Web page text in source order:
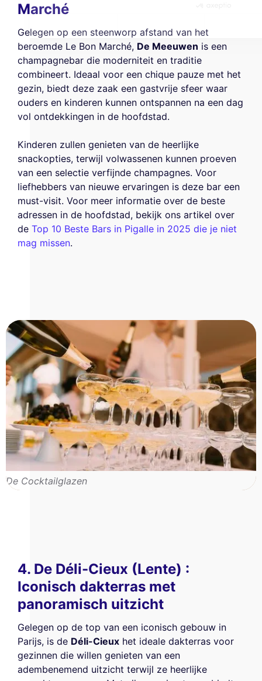
Marché
Gelegen op een steenworp afstand van het
beroemde Le Bon Marché, De Meeuwen is een
champagnebar die moderniteit en traditie
combineert. Ideaal voor een chique pauze met het
gezin, biedt deze zaak een gastvrije sfeer waar
ouders en kinderen kunnen ontspannen na een dag
vol ontdekkingen in de hoofdstad.
Kinderen zullen genieten van de heerlijke
snackopties, terwijl volwassenen kunnen proeven
van een selectie verfijnde champagnes. Voor
liefhebbers van nieuwe ervaringen is deze bar een
must-visit. Voor meer informatie over de beste
adressen in de hoofdstad, bekijk ons artikel over
de Top 10 Beste Bars in Pigalle in 2025 die je niet
mag missen.
De Cocktailglazen
4. De Déli-Cieux (Lente) :
Iconisch dakterras met
panoramisch uitzicht
Gelegen op de top van een iconisch gebouw in
Parijs, is de Déli-Cieux het ideale dakterras voor
gezinnen die willen genieten van een
adembenemend uitzicht terwijl ze heerlijke